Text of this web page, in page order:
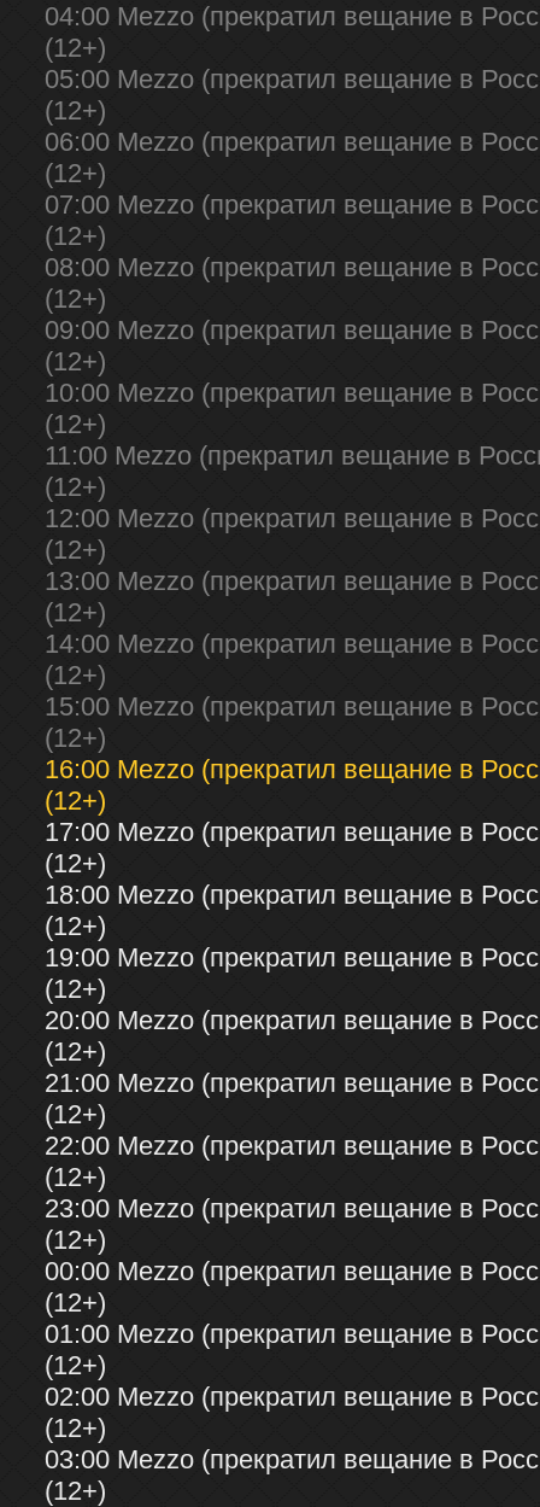
04:00 Mezzo (прекратил вещание в
(12+)
05:00 Mezzo (прекратил вещание в
(12+)
06:00 Mezzo (прекратил вещание в
(12+)
07:00 Mezzo (прекратил вещание в
(12+)
08:00 Mezzo (прекратил вещание в
(12+)
09:00 Mezzo (прекратил вещание в
(12+)
10:00 Mezzo (прекратил вещание в
(12+)
11:00 Mezzo (прекратил вещание в
(12+)
12:00 Mezzo (прекратил вещание в
(12+)
13:00 Mezzo (прекратил вещание в
(12+)
14:00 Mezzo (прекратил вещание в
(12+)
15:00 Mezzo (прекратил вещание в
(12+)
16:00 Mezzo (прекратил вещание в
(12+)
17:00 Mezzo (прекратил вещание в
(12+)
18:00 Mezzo (прекратил вещание в
(12+)
19:00 Mezzo (прекратил вещание в
(12+)
20:00 Mezzo (прекратил вещание в
(12+)
21:00 Mezzo (прекратил вещание в
(12+)
22:00 Mezzo (прекратил вещание в
(12+)
23:00 Mezzo (прекратил вещание в
(12+)
00:00 Mezzo (прекратил вещание в
(12+)
01:00 Mezzo (прекратил вещание в
(12+)
02:00 Mezzo (прекратил вещание в
(12+)
03:00 Mezzo (прекратил вещание в
(12+)